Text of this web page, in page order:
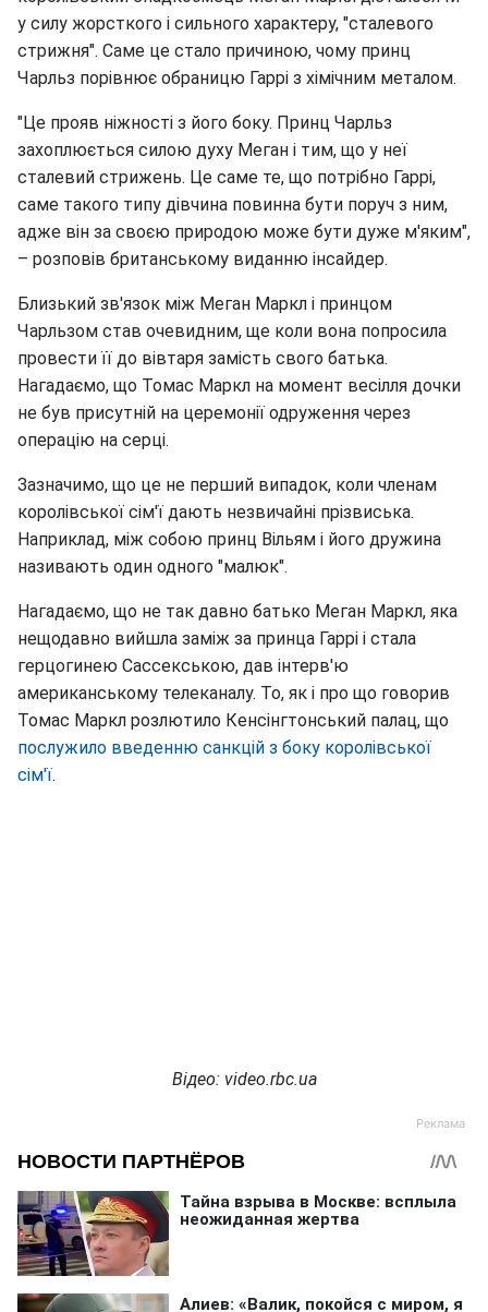
у силу жорсткого і сильного характеру, "сталевого
стрижня". Саме це стало причиною, чому принц
Чарльз порівнює обраницю Гаррі з хімічним металом.
"Це прояв ніжності з його боку. Принц Чарльз
захоплюється силою духу Меган і тим, що у неї
сталевий стрижень. Це саме те, що потрібно Гаррі,
саме такого типу дівчина повинна бути поруч з ним,
адже він за своєю природою може бути дуже м'яким",
– розповів британському виданню інсайдер.
Близький зв'язок між Меган Маркл і принцом
Чарльзом став очевидним, ще коли вона попросила
провести її до вівтаря замість свого батька.
Нагадаємо, що Томас Маркл на момент весілля дочки
не був присутній на церемонії одруження через
операцію на серці.
Зазначимо, що це не перший випадок, коли членам
королівської сім'ї дають незвичайні прізвиська.
Наприклад, між собою принц Вільям і його дружина
називають один одного "малюк".
Нагадаємо, що не так давно батько Меган Маркл, яка
нещодавно вийшла заміж за принца Гаррі і стала
герцогинею Сассекською, дав інтерв'ю
американському телеканалу. То, як і про що говорив
Томас Маркл розлютило Кенсінгтонський палац, що
послужило введенню санкцій з боку королівської
сім'ї.
Відео: video.rbc.ua